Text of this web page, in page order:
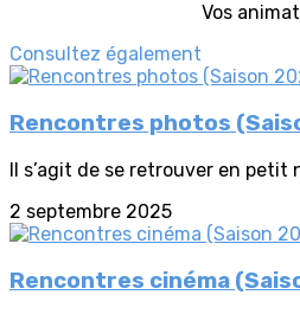
Vos
Consultez également
Rencontres photos
Il s’agit de se retrouver en
2 septembre 2025
Rencontres cinéma